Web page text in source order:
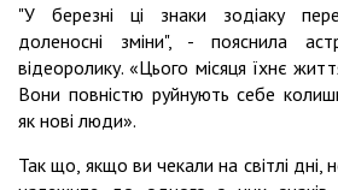
"У березні ці знаки зодіаку
доленосні зміни", - пояснила
відеоролику. «Цього місяця їхнє
Вони повністю руйнують себе
як нові люди».
Так що, якщо ви чекали на світлі дні,